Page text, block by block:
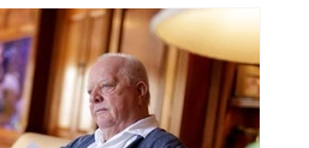
Kleinanzeigen